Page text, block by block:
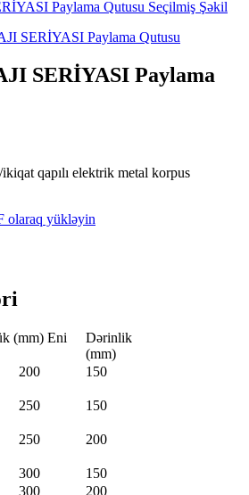
SERİYASI Paylama
qapılı elektrik metal korpus
olaraq yükləyin
(mm) Eni
Dərinlik
(mm)
200 150
250 150
250 200
300
150
300
200